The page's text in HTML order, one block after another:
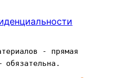
- прямая
обязательна.